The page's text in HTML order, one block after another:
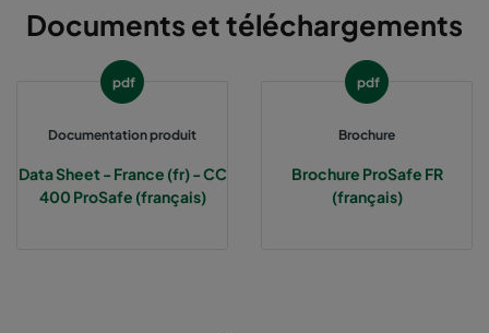
Documents et téléchargements
pdf
Documentation produit
Data Sheet - France (fr) - CC
400 ProSafe (français)
pdf
Brochure
Brochure ProSafe FR
(français)